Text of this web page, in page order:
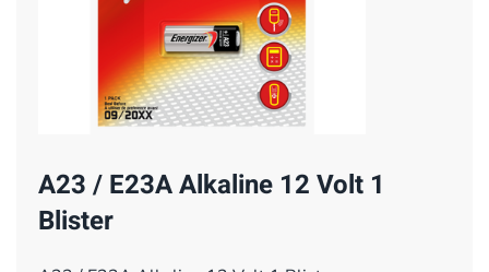
A23 / E23A Alkaline 12 Volt 1
Blister